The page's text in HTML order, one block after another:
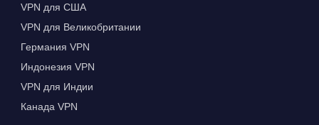
VPN для США
VPN для Великобритании
Германия VPN
Индонезия VPN
VPN для Индии
Канада VPN